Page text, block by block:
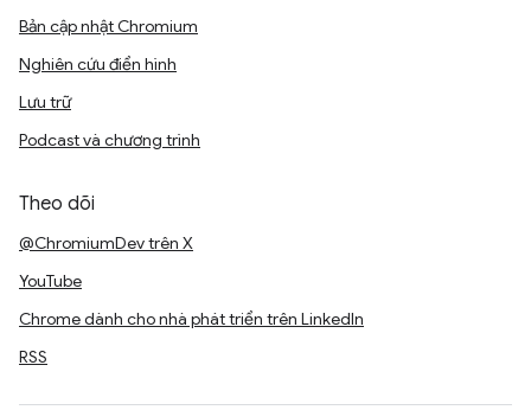
Bản cập nhật Chromium
Nghiên cứu điển hình
Lưu trữ
Podcast và chương trình
Theo dõi
@ChromiumDev trên X
YouTube
Chrome dành cho nhà phát triển trên LinkedIn
RSS